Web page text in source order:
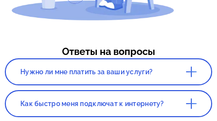
Ответы на вопросы
Нужно ли мне платить за ваши услуги?
Нет. Сервис, а так же консультация со
Как быстро меня подключат к интернету?
Все зависит от нагруженности вашего